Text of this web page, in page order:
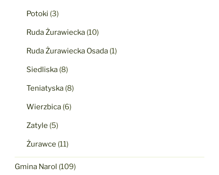
Potoki (3)
Ruda Żurawiecka (10)
Ruda Żurawiecka Osada (1)
Siedliska (8)
Teniatyska (8)
Wierzbica (6)
Zatyle (5)
Żurawce (11)
Gmina Narol (109)